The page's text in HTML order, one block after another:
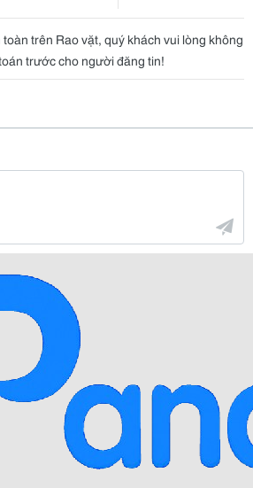
trên Rao vặt, quý khách vui lòng không
trước cho người đăng tin!